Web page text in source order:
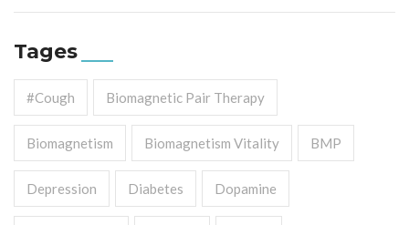
Tages
#cough Biomagnetic Pair Therapy
Biomagnetism Biomagnetism Vitality BMP
Depression Diabetes Dopamine